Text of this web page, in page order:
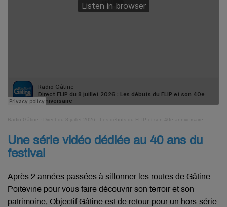
Radio Gâtine Direct du 8 juillet 2026 : Les débuts du FLIP et son 40e anniversaire
Une série vidéo dédiée au 40 ans du
festival
Après 2 années passées à sillonner les routes de Gâtine
Poitevine pour vous faire découvrir son terroir et son
patrimoine, Objectif Gâtine est de retour pour un hors-série